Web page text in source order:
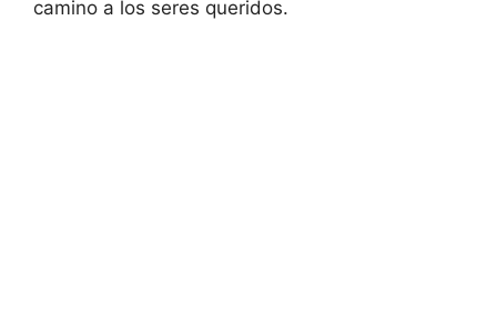
camino a los seres queridos.